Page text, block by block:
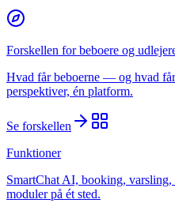
Forskellen for beboere og
Hvad får beboerne — og hvad
perspektiver, én platform.
Se forskellen
Funktioner
SmartChat AI, booking,
moduler på ét sted.